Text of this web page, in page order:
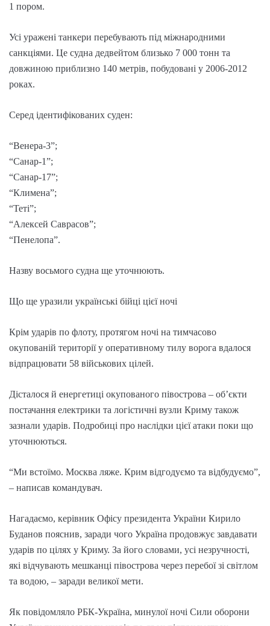
1 пором.
Усі уражені танкери перебувають під міжнародними
санкціями. Це судна дедвейтом близько 7 000 тонн та
довжиною приблизно 140 метрів, побудовані у 2006-2012
роках.
Серед ідентифікованих суден:
“Венера-3”;
“Санар-1”;
“Санар-17”;
“Климена”;
“Теті”;
“Алексей Саврасов”;
“Пенелопа”.
Назву восьмого судна ще уточнюють.
Що ще уразили українські бійці цієї ночі
Крім ударів по флоту, протягом ночі на тимчасово
окупованій території у оперативному тилу ворога вдалося
відпрацювати 58 військових цілей.
Дісталося й енергетиці окупованого півострова – об’єкти
постачання електрики та логістичні вузли Криму також
зазнали ударів. Подробиці про наслідки цієї атаки поки що
уточнюються.
“Ми встоїмо. Москва ляже. Крим відгодуємо та відбудуємо”,
– написав командувач.
Нагадаємо, керівник Офісу президента України Кирило
Буданов пояснив, заради чого Україна продовжує завдавати
ударів по цілях у Криму. За його словами, усі незручності,
які відчувають мешканці півострова через перебої зі світлом
та водою, – заради великої мети.
Як повідомляло РБК-Україна, минулої ночі Сили оборони